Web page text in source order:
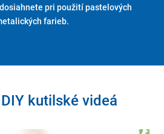
pri použití pastelových
farieb.
kutilské videá